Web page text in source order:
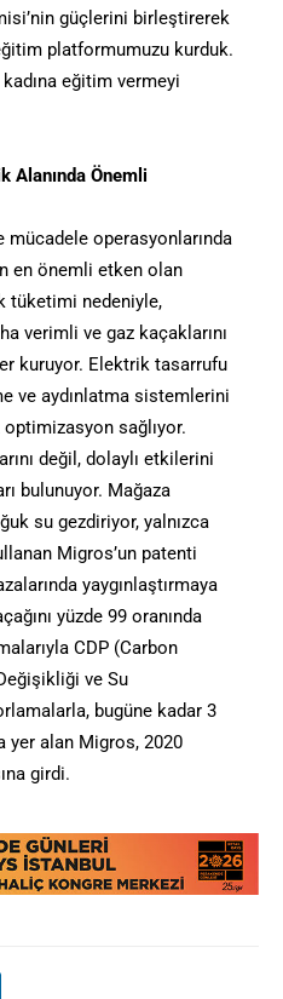
güçlerini birleştirerek
platformumuzu kurduk.
eğitim vermeyi
Alanında Önemli
operasyonlarında
en önemli etken olan
tüketimi nedeniyle,
verimli ve gaz kaçaklarını
kuruyor. Elektrik tasarrufu
ve aydınlatma sistemlerini
sağlıyor.
değil, dolaylı etkilerini
bulunuyor. Mağaza
su gezdiriyor, yalnızca
Migros’un patenti
yaygınlaştırmaya
yüzde 99 oranında
CDP (Carbon
ve Su
bugüne kadar 3
yer alan Migros, 2020
girdi.